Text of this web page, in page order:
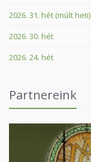
2026. 31. hét (múlt heti)
2026. 30. hét
2026. 24. hét
Partnereink